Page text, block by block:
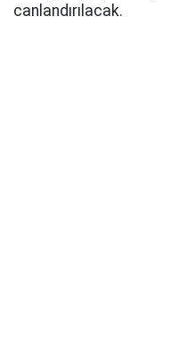
canlandırılacak.